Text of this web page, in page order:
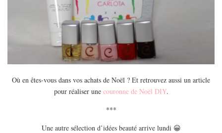
Où en êtes-vous dans vos achats de Noël ? Et retrouvez aussi un article
pour réaliser une couronne de Noël DIY.
***
Une autre sélection d’idées beauté arrive lundi 😀